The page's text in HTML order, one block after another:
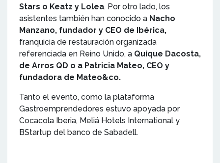
Stars o Keatz y Lolea. Por otro lado, los
asistentes también han conocido a Nacho
Manzano, fundador y CEO de Ibérica,
franquicia de restauración organizada
referenciada en Reino Unido, a Quique Dacosta,
de Arros QD o a Patricia Mateo, CEO y
fundadora de Mateo&co.
Tanto el evento, como la plataforma
Gastroemprendedores estuvo apoyada por
Cocacola Iberia, Meliá Hotels International y
BStartup del banco de Sabadell.